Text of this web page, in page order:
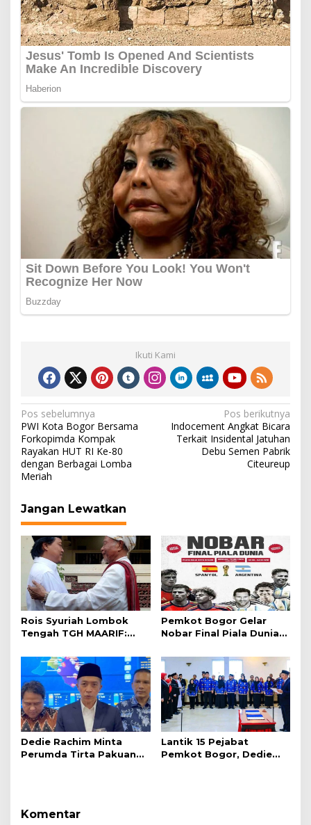
Ikuti Kami
Navigasi
pos
Pos sebelumnya
PWI Kota Bogor Bersama
Forkopimda Kompak
Rayakan HUT RI Ke-80
dengan Berbagai Lomba
Meriah
Pos berikutnya
Indocement Angkat Bicara
Terkait Insidental Jatuhan
Debu Semen Pabrik
Citeureup
Jangan Lewatkan
Rois Syuriah Lombok
Tengah TGH MAARIF:
Abad Kedua NU”
Pemkot Bogor Gelar
Nobar Final Piala Dunia
Dedie Rachim Minta
Perumda Tirta Pakuan
Lantik 15 Pejabat
Pemkot Bogor, Dedie
Komentar